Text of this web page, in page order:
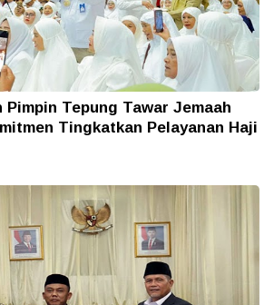
Tepung Tawar Jemaah
Tingkatkan Pelayanan Haji